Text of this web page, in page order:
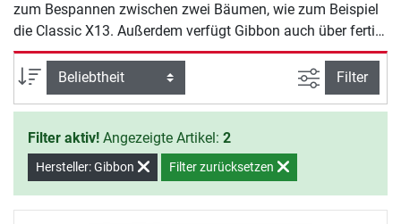
zum Bespannen zwischen zwei Bäumen, wie zum Beispiel
die Classic X13. Außerdem verfügt Gibbon auch über fertig
gespannte Slacklines an einem Rack, wie das Rack Classic
oder Fitness Edition. So sind Sie für das „Slacklining“ nicht
auf Bäume in der Nähe angewiesen.
Sortierung Ansicht
Filter
Filter aktiv! Angezeigte Artikel: 2
Hersteller: Gibbon Filter zurücksetzen